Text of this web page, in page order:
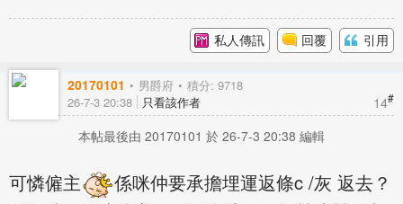
私人傳訊 回覆 引用
20170101 男爵府 積分: 9718
14#
26-7-3 20:38 只看該作者
本帖最後由 20170101 於 26-7-3 20:38 編輯
可憐僱主
係咪仲要承擔埋運返條c /灰 返去？